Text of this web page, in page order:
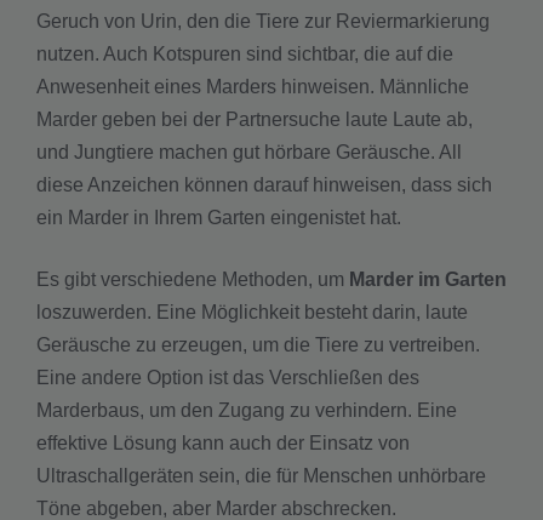
Geruch von Urin, den die Tiere zur Reviermarkierung
nutzen. Auch Kotspuren sind sichtbar, die auf die
Anwesenheit eines Marders hinweisen. Männliche
Marder geben bei der Partnersuche laute Laute ab,
und Jungtiere machen gut hörbare Geräusche. All
diese Anzeichen können darauf hinweisen, dass sich
ein Marder in Ihrem Garten eingenistet hat.
Es gibt verschiedene Methoden, um Marder im Garten
loszuwerden. Eine Möglichkeit besteht darin, laute
Geräusche zu erzeugen, um die Tiere zu vertreiben.
Eine andere Option ist das Verschließen des
Marderbaus, um den Zugang zu verhindern. Eine
effektive Lösung kann auch der Einsatz von
Ultraschallgeräten sein, die für Menschen unhörbare
Töne abgeben, aber Marder abschrecken.